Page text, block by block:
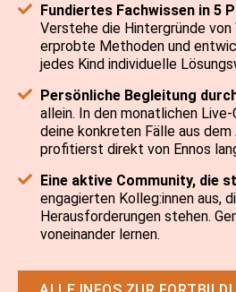
Fundiertes Fachwissen in 5
Verstehe die Hintergründe von
erprobte Methoden und
jedes Kind individuelle
Persönliche Begleitung
allein. In den monatlichen
deine konkreten Fälle aus
profitierst direkt von Ennos
Eine aktive Community, die
engagierten Kolleg:innen aus,
Herausforderungen stehen.
voneinander lernen.